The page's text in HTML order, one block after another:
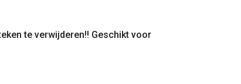
te verwijderen!! Geschikt voor